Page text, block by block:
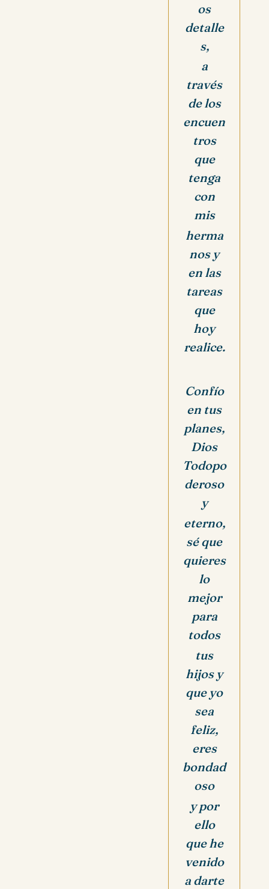
os
detalle
s,
a
través
de los
encuen
tros
que
tenga
con
mis
herma
nos y
en las
tareas
que
hoy
realice.
Confío
en tus
planes,
Dios
Todopo
deroso
y
eterno,
sé que
quieres
lo
mejor
para
todos
tus
hijos y
que yo
sea
feliz,
eres
bondad
oso
y por
ello
que he
venido
a darte